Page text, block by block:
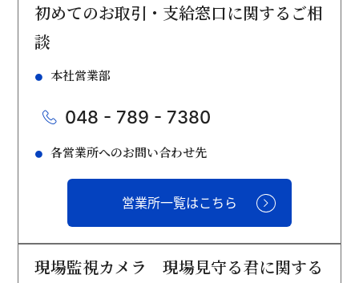
初めてのお取引・支給窓口に関するご相
談
本社営業部
048 - 789 - 7380
各営業所へのお問い合わせ先
営業所一覧はこちら
現場監視カメラ 現場見守る君に関する